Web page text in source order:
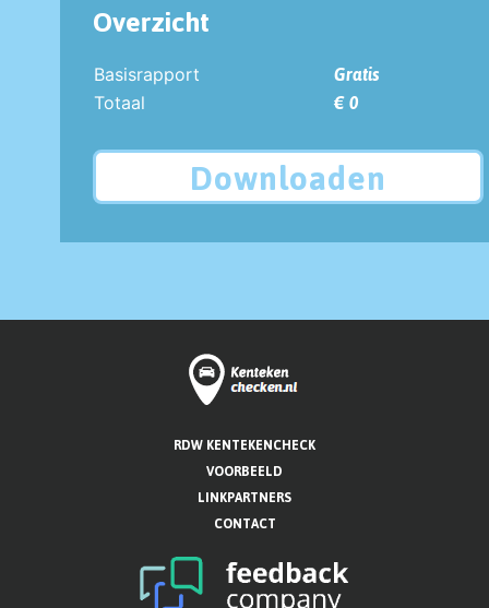
Overzicht
Basisrapport
Gratis
Totaal
€ 0
Downloaden
RDW KENTEKENCHECK
VOORBEELD
LINKPARTNERS
CONTACT